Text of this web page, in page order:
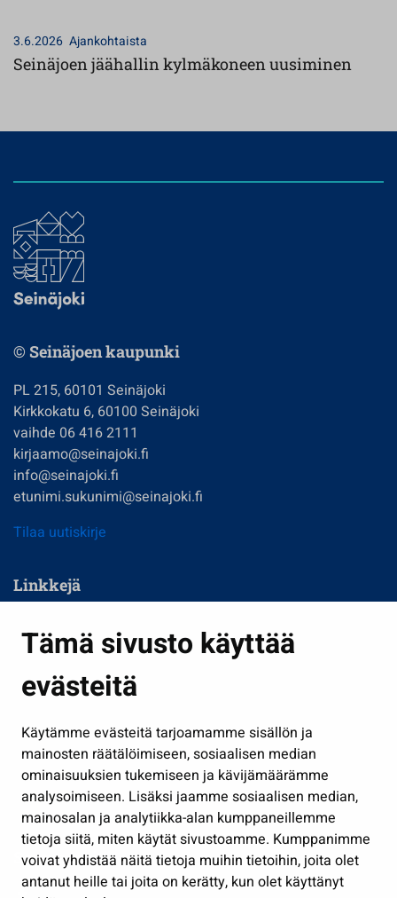
Tämä sivusto käyttää
evästeitä
Käytämme evästeitä tarjoamamme sisällön ja
mainosten räätälöimiseen, sosiaalisen median
ominaisuuksien tukemiseen ja kävijämäärämme
analysoimiseen. Lisäksi jaamme sosiaalisen median,
mainosalan ja analytiikka-alan kumppaneillemme
tietoja siitä, miten käytät sivustoamme. Kumppanimme
voivat yhdistää näitä tietoja muihin tietoihin, joita olet
antanut heille tai joita on kerätty, kun olet käyttänyt
3.6.2026 Ajankohtaista
Seinäjoen jäähallin kylmäkoneen uusiminen
© Seinäjoen kaupunki
PL 215, 60101 Seinäjoki
Kirkkokatu 6, 60100 Seinäjoki
vaihde 06 416 2111
kirjaamo@seinajoki.fi
info@seinajoki.fi
etunimi.sukunimi@seinajoki.fi
Tilaa uutiskirje
Linkkejä
Kasvatus ja opetus
Kulttuuri ja liikunta
Työ ja yrittäminen
Osallistu ja asioi
Näytä omat evästeasetukseni
Seuraa meitä